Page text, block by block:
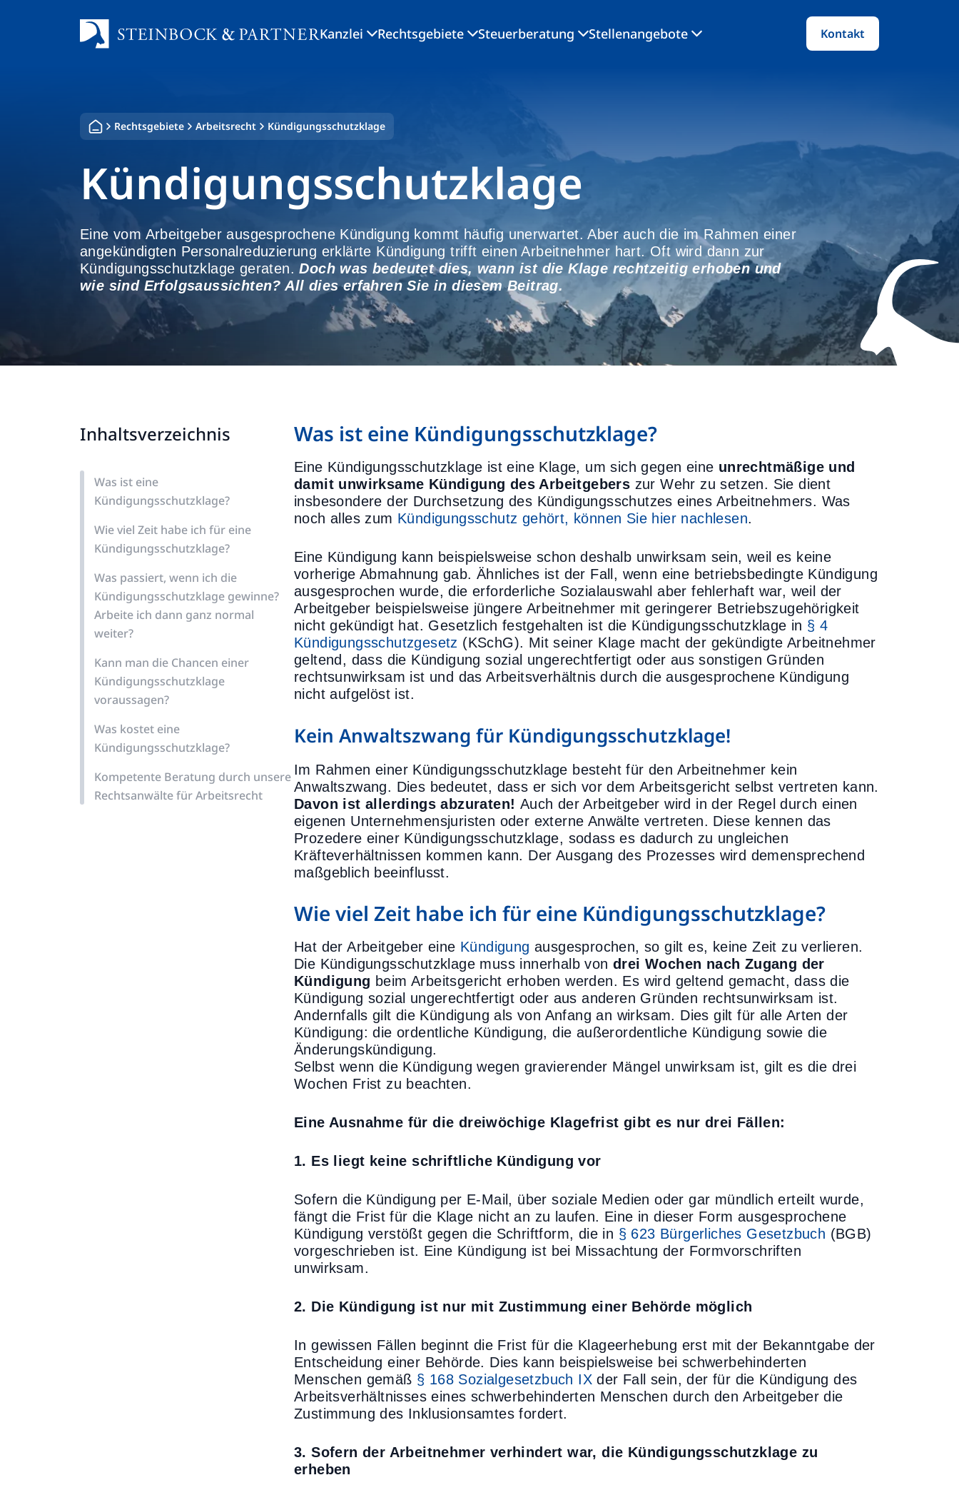
Kanzlei Rechtsgebiete Steuerberatung Stellenangebote Kontakt
Rechtsgebiete Arbeitsrecht Kündigungsschutzklage
Kündigungsschutzklage
Eine vom Arbeitgeber ausgesprochene Kündigung kommt häufig unerwartet. Aber auch die im Rahmen einer
angekündigten Personalreduzierung erklärte Kündigung trifft einen Arbeitnehmer hart. Oft wird dann zur
Kündigungsschutzklage geraten.Doch was bedeutet dies, wann ist die Klage rechtzeitig erhoben und
wie sind Erfolgsaussichten? All dies erfahren Sie in diesem Beitrag.
Inhaltsverzeichnis
Was ist eine
Kündigungsschutzklage?
Wie viel Zeit habe ich für eine
Kündigungsschutzklage?
Was passiert, wenn ich die
Kündigungsschutzklage gewinne?
Arbeite ich dann ganz normal
weiter?
Kann man die Chancen einer
Kündigungsschutzklage
voraussagen?
Was kostet eine
Kündigungsschutzklage?
Kompetente Beratung durch unsere
Rechtsanwälte für Arbeitsrecht
Was ist eine Kündigungsschutzklage?
Eine Kündigungsschutzklage ist eine Klage, um sich gegen eine unrechtmäßige und
damit unwirksame Kündigung des Arbeitgebers zur Wehr zu setzen. Sie dient
insbesondere der Durchsetzung des Kündigungsschutzes eines Arbeitnehmers. Was
noch alles zum Kündigungsschutz gehört, können Sie hier nachlesen.
Eine Kündigung kann beispielsweise schon deshalb unwirksam sein, weil es keine
vorherige Abmahnung gab. Ähnliches ist der Fall, wenn eine betriebsbedingte Kündigung
ausgesprochen wurde, die erforderliche Sozialauswahl aber fehlerhaft war, weil der
Arbeitgeber beispielsweise jüngere Arbeitnehmer mit geringerer Betriebszugehörigkeit
nicht gekündigt hat. Gesetzlich festgehalten ist die Kündigungsschutzklage in § 4
Kündigungsschutzgesetz (KSchG). Mit seiner Klage macht der gekündigte Arbeitnehmer
geltend, dass die Kündigung sozial ungerechtfertigt oder aus sonstigen Gründen
rechtsunwirksam ist und das Arbeitsverhältnis durch die ausgesprochene Kündigung
nicht aufgelöst ist.
Kein Anwaltszwang für Kündigungsschutzklage!
Im Rahmen einer Kündigungsschutzklage besteht für den Arbeitnehmer kein
Anwaltszwang. Dies bedeutet, dass er sich vor dem Arbeitsgericht selbst vertreten kann.
Davon ist allerdings abzuraten! Auch der Arbeitgeber wird in der Regel durch einen
eigenen Unternehmensjuristen oder externe Anwälte vertreten. Diese kennen das
Prozedere einer Kündigungsschutzklage, sodass es dadurch zu ungleichen
Kräfteverhältnissen kommen kann. Der Ausgang des Prozesses wird demensprechend
maßgeblich beeinflusst.
Wie viel Zeit habe ich für eine Kündigungsschutzklage?
Hat der Arbeitgeber eine Kündigung ausgesprochen, so gilt es, keine Zeit zu verlieren.
Die Kündigungsschutzklage muss innerhalb von drei Wochen nach Zugang der
Kündigung beim Arbeitsgericht erhoben werden. Es wird geltend gemacht, dass die
Kündigung sozial ungerechtfertigt oder aus anderen Gründen rechtsunwirksam ist.
Andernfalls gilt die Kündigung als von Anfang an wirksam. Dies gilt für alle Arten der
Kündigung: die ordentliche Kündigung, die außerordentliche Kündigung sowie die
Änderungskündigung.
Selbst wenn die Kündigung wegen gravierender Mängel unwirksam ist, gilt es die drei
Wochen Frist zu beachten.
Eine Ausnahme für die dreiwöchige Klagefrist gibt es nur drei Fällen:
1. Es liegt keine schriftliche Kündigung vor
Sofern die Kündigung per E-Mail, über soziale Medien oder gar mündlich erteilt wurde,
fängt die Frist für die Klage nicht an zu laufen. Eine in dieser Form ausgesprochene
Kündigung verstößt gegen die Schriftform, die in § 623 Bürgerliches Gesetzbuch (BGB)
vorgeschrieben ist. Eine Kündigung ist bei Missachtung der Formvorschriften
unwirksam.
2. Die Kündigung ist nur mit Zustimmung einer Behörde möglich
In gewissen Fällen beginnt die Frist für die Klageerhebung erst mit der Bekanntgabe der
Entscheidung einer Behörde. Dies kann beispielsweise bei schwerbehinderten
Menschen gemäß § 168 Sozialgesetzbuch IX der Fall sein, der für die Kündigung des
Arbeitsverhältnisses eines schwerbehinderten Menschen durch den Arbeitgeber die
Zustimmung des Inklusionsamtes fordert.
3. Sofern der Arbeitnehmer verhindert war, die Kündigungsschutzklage zu
erheben